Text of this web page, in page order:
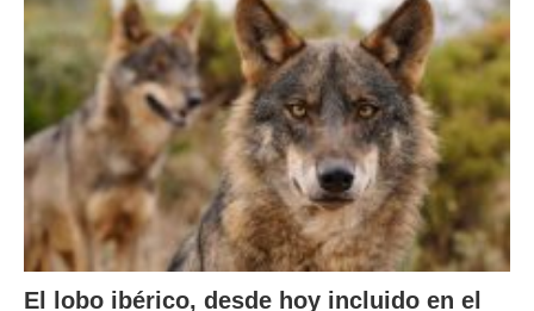
El lobo ibérico, desde hoy incluido en el